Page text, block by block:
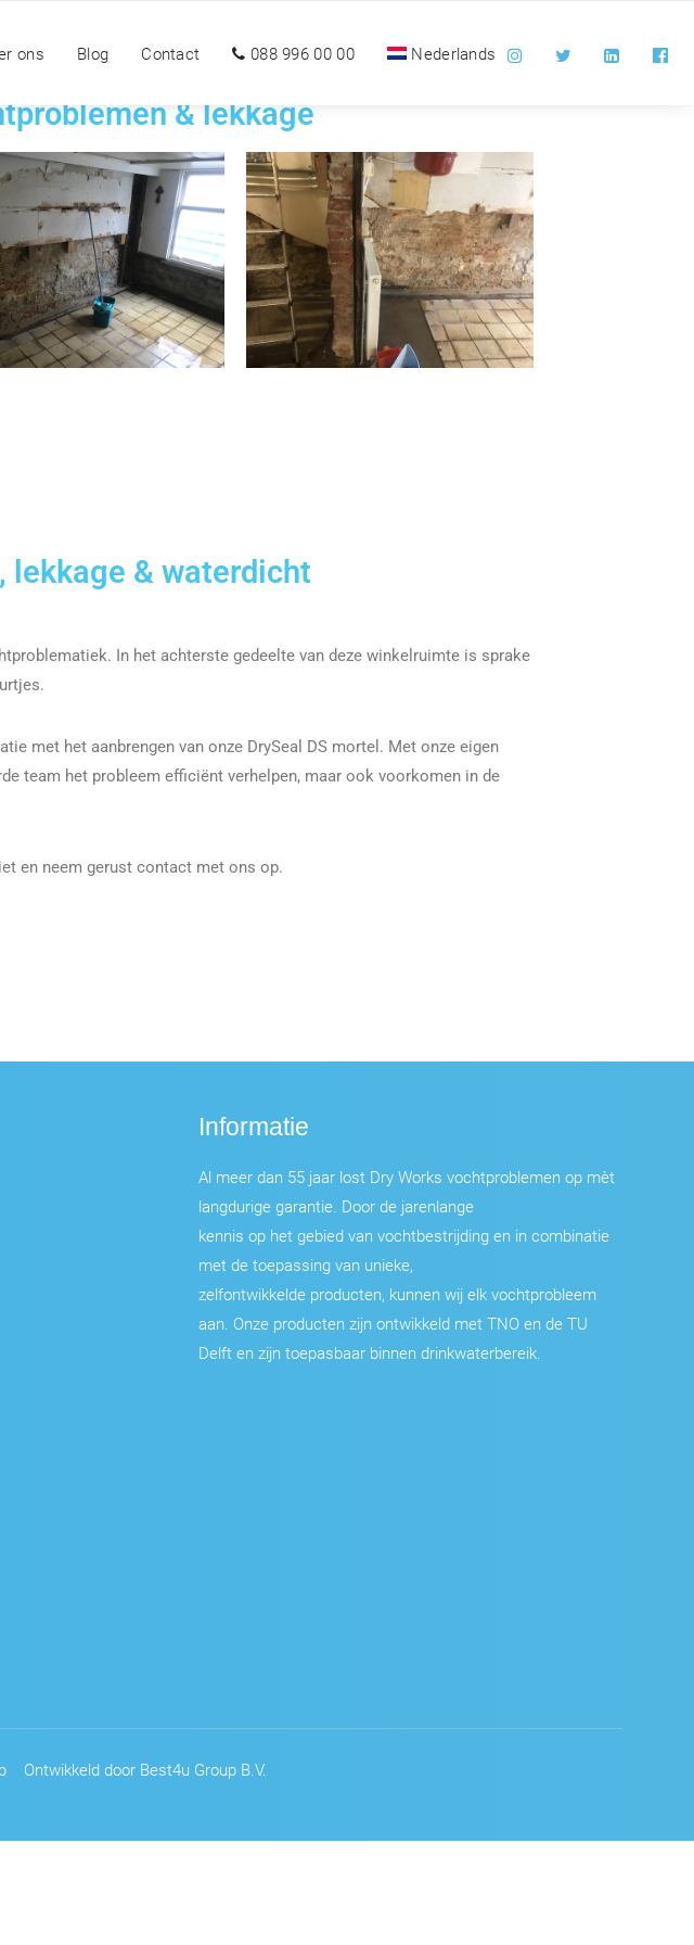
ons Blog Contact 088 996 00 00 Nederlands
& lekkage
lekkage & waterdicht
In het achterste gedeelte van deze winkelruimte is sprake
met het aanbrengen van onze DrySeal DS mortel. Met onze eigen
team het probleem efficiënt verhelpen, maar ook voorkomen in de
en neem gerust contact met ons op.
Informatie
Al meer dan 55 jaar lost Dry Works vochtproblemen op mèt
langdurige garantie. Door de jarenlange
kennis op het gebied van vochtbestrijding en in combinatie
met de toepassing van unieke,
zelfontwikkelde producten, kunnen wij elk vochtprobleem
aan. Onze producten zijn ontwikkeld met TNO en de TU
Delft en zijn toepasbaar binnen drinkwaterbereik.
Ontwikkeld door Best4u Group B.V.